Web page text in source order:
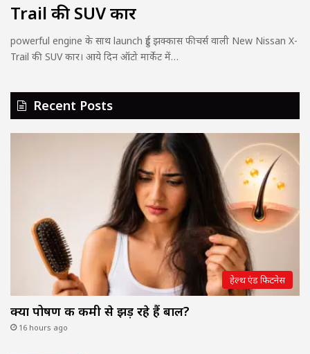
Trail की SUV कार
powerful engine के साथ launch हुई झक्कास फीचर्स वाली New Nissan X-
Trail की SUV कार। आये दिन ऑटो मार्केट में…
Recent Posts
हेल्थ एंड फिटनेस
क्या पोषण की कमी से झड़ रहे हैं बाल?
16 hours ago